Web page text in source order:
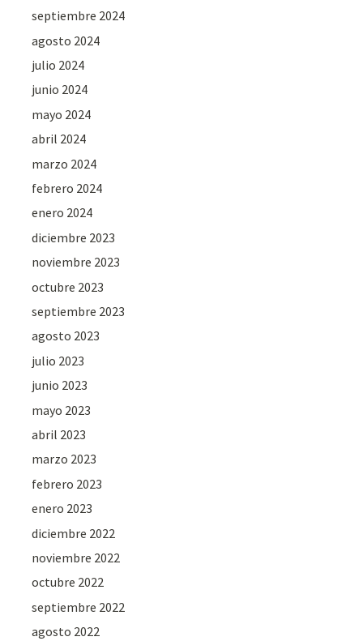
septiembre 2024
agosto 2024
julio 2024
junio 2024
mayo 2024
abril 2024
marzo 2024
febrero 2024
enero 2024
diciembre 2023
noviembre 2023
octubre 2023
septiembre 2023
agosto 2023
julio 2023
junio 2023
mayo 2023
abril 2023
marzo 2023
febrero 2023
enero 2023
diciembre 2022
noviembre 2022
octubre 2022
septiembre 2022
agosto 2022